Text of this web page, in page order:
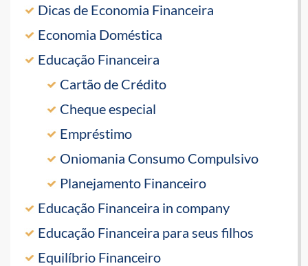
Dicas de Economia Financeira
Economia Doméstica
Educação Financeira
Cartão de Crédito
Cheque especial
Empréstimo
Oniomania Consumo Compulsivo
Planejamento Financeiro
Educação Financeira in company
Educação Financeira para seus filhos
Equilíbrio Financeiro